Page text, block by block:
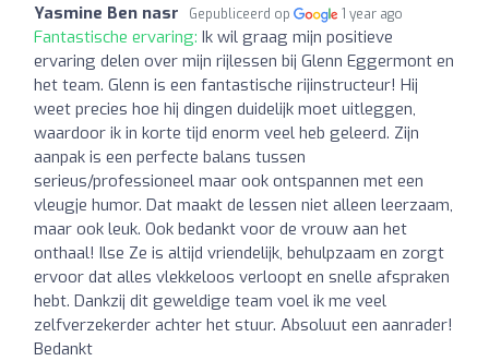
Yasmine Ben nasr Gepubliceerd op 1 year ago
Fantastische ervaring: Ik wil graag mijn positieve
ervaring delen over mijn rijlessen bij Glenn Eggermont en
het team. Glenn is een fantastische rijinstructeur! Hij
weet precies hoe hij dingen duidelijk moet uitleggen,
waardoor ik in korte tijd enorm veel heb geleerd. Zijn
aanpak is een perfecte balans tussen
serieus/professioneel maar ook ontspannen met een
vleugje humor. Dat maakt de lessen niet alleen leerzaam,
maar ook leuk. Ook bedankt voor de vrouw aan het
onthaal! Ilse Ze is altijd vriendelijk, behulpzaam en zorgt
ervoor dat alles vlekkeloos verloopt en snelle afspraken
hebt. Dankzij dit geweldige team voel ik me veel
zelfverzekerder achter het stuur. Absoluut een aanrader!
Bedankt